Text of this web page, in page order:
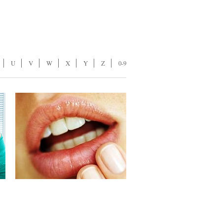
U V W X Y Z 0-9